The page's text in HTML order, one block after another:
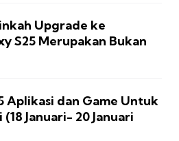
Upgrade ke
S25 Merupakan Bukan
Aplikasi dan Game Untuk
Januari- 20 Januari